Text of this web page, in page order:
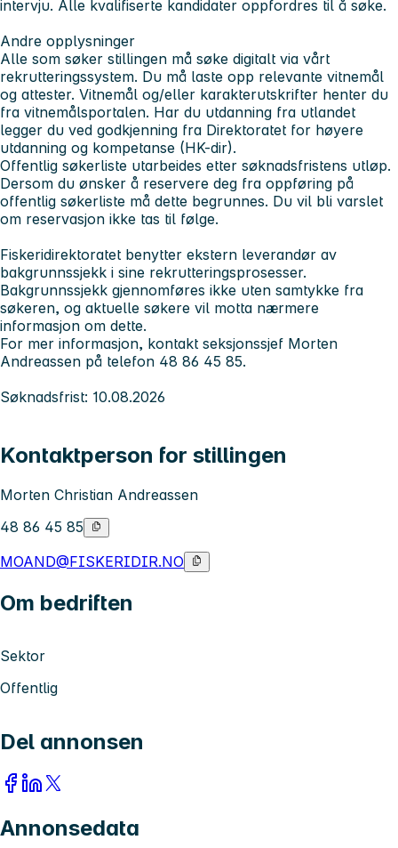
intervju. Alle kvalifiserte kandidater oppfordres til å søke.
Andre opplysninger
Alle som søker stillingen må søke digitalt via vårt
rekrutteringssystem. Du må laste opp relevante vitnemål
og attester. Vitnemål og/eller karakterutskrifter henter du
fra vitnemålsportalen. Har du utdanning fra utlandet
legger du ved godkjenning fra Direktoratet for høyere
utdanning og kompetanse (HK-dir).
Offentlig søkerliste utarbeides etter søknadsfristens utløp.
Dersom du ønsker å reservere deg fra oppføring på
offentlig søkerliste må dette begrunnes. Du vil bli varslet
om reservasjon ikke tas til følge.
Fiskeridirektoratet benytter ekstern leverandør av
bakgrunnssjekk i sine rekrutteringsprosesser.
Bakgrunnssjekk gjennomføres ikke uten samtykke fra
søkeren, og aktuelle søkere vil motta nærmere
informasjon om dette.
For mer informasjon, kontakt seksjonssjef Morten
Andreassen på telefon 48 86 45 85.
Søknadsfrist: 10.08.2026
Kontaktperson for stillingen
Morten Christian Andreassen
48 86 45 85
MOAND@FISKERIDIR.NO
Om bedriften
Sektor
Offentlig
Del annonsen
Annonsedata